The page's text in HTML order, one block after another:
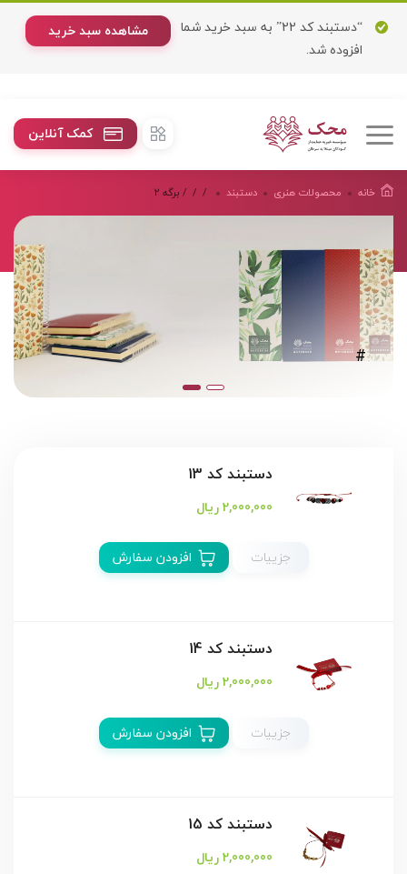
مشاهده سبد خرید
“دستبند كد 22” به سبد خرید شما
افزوده شد.
کمک آنلاین
خانه / محصولات هنرى / دستبند / برگه 2
#
دستبند كد 13
2,000,000 ریال
جزییات افزودن سفارش
دستبند كد 14
2,000,000 ریال
جزییات افزودن سفارش
دستبند كد 15
2,000,000 ریال